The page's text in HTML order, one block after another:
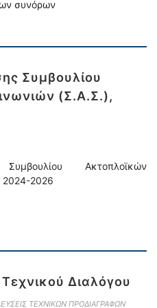
συνόρων
Συμβουλίου
(Σ.Α.Σ.),
Ακτοπλοϊκών
2024-2026
Διαλόγου
ΤΕΧΝΙΚΩΝ ΠΡΟΔΙΑΓΡΑΦΩΝ